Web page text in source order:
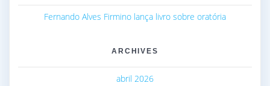
Fernando Alves Firmino lança livro sobre oratória
ARCHIVES
abril 2026